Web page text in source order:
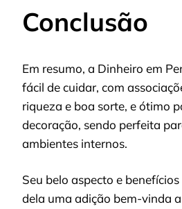
Conclusão
Em resumo, a Dinheiro em
fácil de cuidar, com
riqueza e boa sorte, e ótimo
decoração, sendo perfeita
ambientes internos.
Seu belo aspecto e
dela uma adição bem-vinda